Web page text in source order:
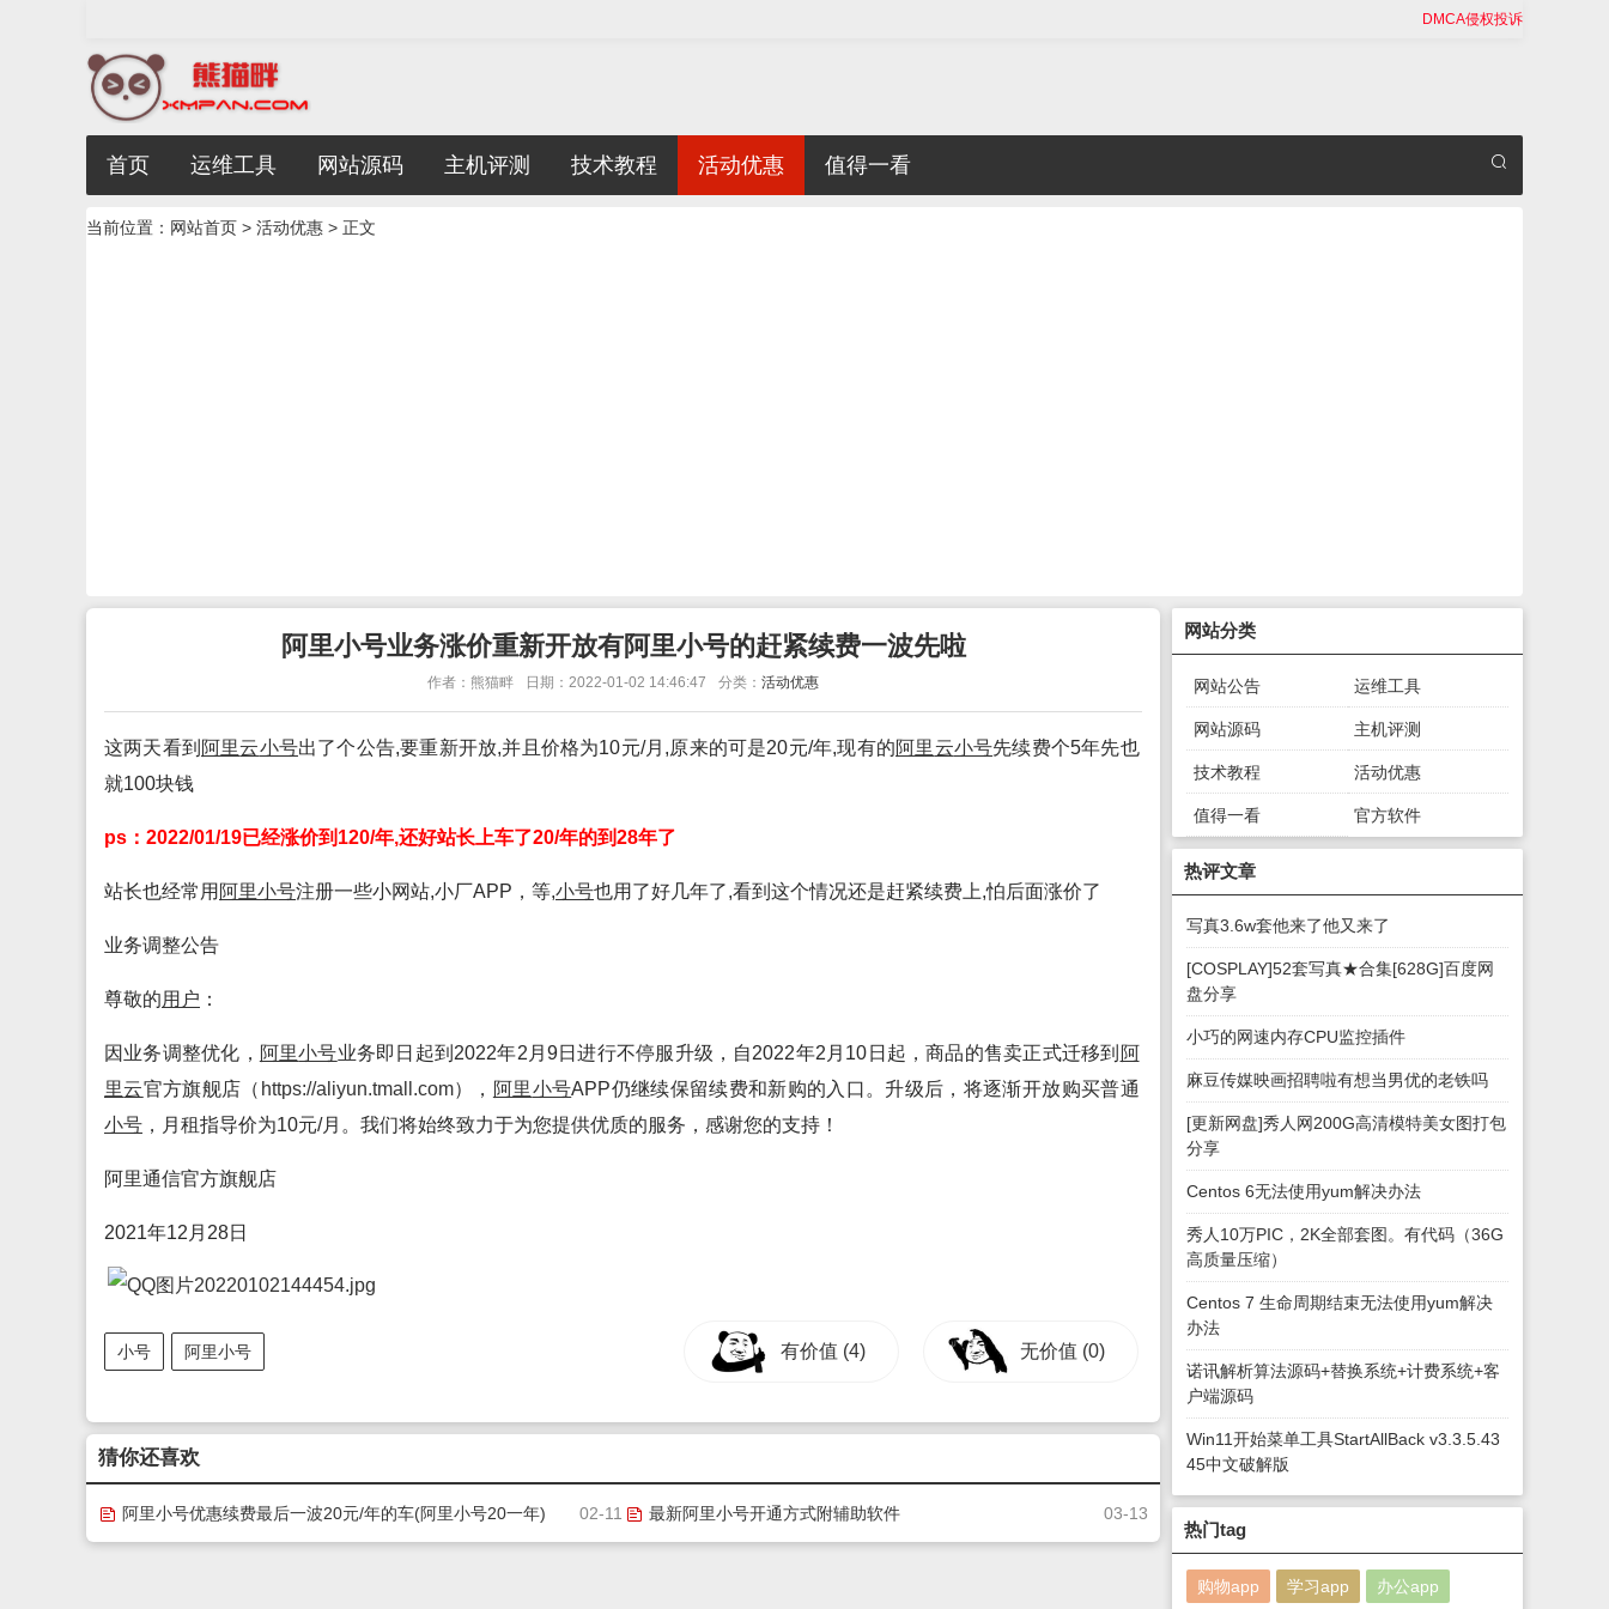
DMCA侵权投诉
首页 运维工具 网站源码 主机评测 技术教程 活动优惠 值得一看
当前位置： 网站首页 > 活动优惠 > 正文
阿里小号业务涨价重新开放有阿里小号的赶紧续费一波先啦
作者：熊猫畔 日期：2022-01-02 14:46:47 分类：活动优惠
这两天看到 阿里云小号出了个公告,要重新开放,并且价格为10元/月,原来的可是20元/年,现有的阿里云小号先续费个5年先也
就100块钱
ps：2022/01/19已经涨价到120/年,还好站长上车了20/年的到28年了
站长也经常用 阿里小号注册一些小网站,小厂APP，等,小号也用了好几年了,看到这个情况还是赶紧续费上,怕后面涨价了
业务调整公告
尊敬的用户 ：
因业务调整优化， 阿里小号业务即日起到2022年2月9日进行不停服升级，自2022年2月10日起，商品的售卖正式迁移到 阿
里云官方旗舰店（ https://aliyun.tmall.com）， 阿里小号APP仍继续保留续费和新购的入口。升级后，将逐渐开放购买普通
小号 ，月租指导价为10元/月。我们将始终致力于为您提供优质的服务，感谢您的支持！
阿里通信官方旗舰店
2021年12月28日
有价值 (4) 无价值 (0)
小号 阿里小号
猜你还喜欢
02-11
阿里小号优惠续费最后一波20元/年的车(阿里小号20一年) 03-13
最新阿里小号开通方式附辅助软件
网站分类
网站公告 运维工具
网站源码 主机评测
技术教程 活动优惠
值得一看
绿色软件
官方软件
热评文章
写真3.6w套他来了他又来了
[COSPLAY]52套写真★合集[628G]百度网
盘分享
小巧的网速内存CPU监控插件
麻豆传媒映画招聘啦有想当男优的老铁吗
[更新网盘]秀人网200G高清模特美女图打包
分享
Centos 6无法使用yum解决办法
秀人10万PIC，2K全部套图。有代码（36G
高质量压缩）
Centos 7 生命周期结束无法使用yum解决
办法
诺讯解析算法源码+替换系统+计费系统+客
户端源码
Win11开始菜单工具StartAllBack v3.3.5.43
45中文破解版
热门tag
购物app 学习app 办公app